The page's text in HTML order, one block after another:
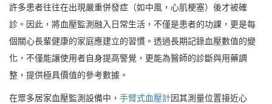
許多患者往往在出現嚴重併發症（如中風，心肌梗塞）後才被確
診。因此，將血壓監測融入日常生活，不僅是患者的功課，更是每
個關心長輩健康的家庭應建立的習慣。透過長期記錄血壓數值的變
化，不僅能讓使用者自身提高警覺，更能為醫師的診斷與用藥調
整，提供極具價值的參考數據。
在眾多居家血壓監測設備中， 手臂式血壓計因其測量位置接近心